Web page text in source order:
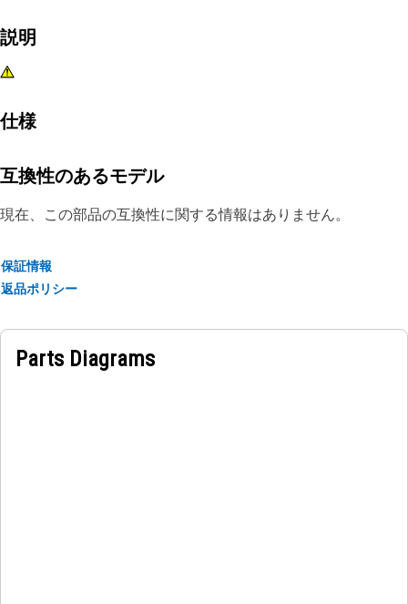
説明
仕様
互換性のあるモデル
現在、この部品の互換性に関する情報はありません。
保証情報
返品ポリシー
Parts Diagrams